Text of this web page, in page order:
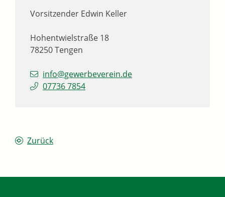
Vorsitzender Edwin Keller
Hohentwielstraße 18
78250Tengen
info@gewerbeverein.de
07736 7854
Zurück